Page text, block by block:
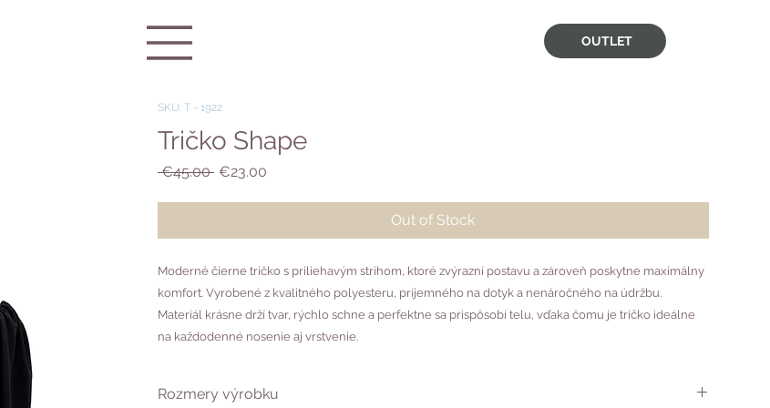
OUTLET
SKU: T - 1922
Tričko Shape
€45.00 Regular
€23.00
Out of Stock
Moderné čierne tričko s priliehavým strihom, ktoré zvýrazní postavu a zároveň poskytne maximálny
komfort. Vyrobené z kvalitného polyesteru, príjemného na dotyk a nenáročného na údržbu.
Materiál krásne drží tvar, rýchlo schne a perfektne sa prispôsobí telu, vďaka čomu je tričko ideálne
na každodenné nosenie aj vrstvenie.
Rozmery výrobku